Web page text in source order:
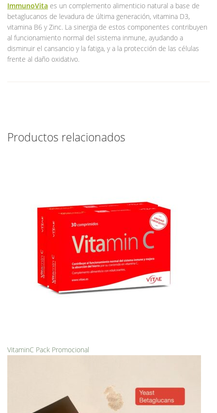
ImmunoVita es un complemento alimenticio natural a base de
betaglucanos de levadura de última generación, vitamina D3,
vitamina B6 y Zinc. La sinergia de estos componentes contribuyen
al funcionamiento normal del sistema inmune, ayudando a
disminuir el cansancio y la fatiga, y a la protección de las células
frente al daño oxidativo.
Productos relacionados
VitaminC Pack Promocional